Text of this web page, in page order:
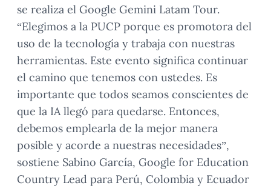
se realiza el Google Gemini Latam Tour.
“Elegimos a la PUCP porque es promotora del
uso de la tecnología y trabaja con nuestras
herramientas. Este evento significa continuar
el camino que tenemos con ustedes. Es
importante que todos seamos conscientes de
que la IA llegó para quedarse. Entonces,
debemos emplearla de la mejor manera
posible y acorde a nuestras necesidades”,
sostiene Sabino García, Google for Education
Country Lead para Perú, Colombia y Ecuador